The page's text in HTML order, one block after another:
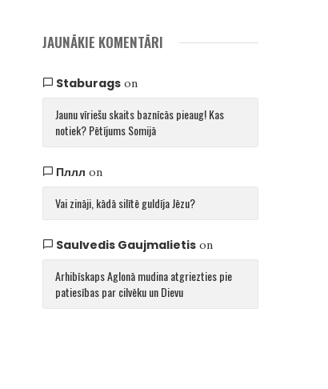
JAUNĀKIE KOMENTĀRI
Staburagson
Jaunu vīriešu skaits baznīcās pieaug! Kas
notiek? Pētījums Somijā
Пллл on
Vai zināji, kādā silītē guldīja Jēzu?
Saulvedis Gaujmalietison
Arhibīskaps Aglonā mudina atgriezties pie
patiesības par cilvēku un Dievu